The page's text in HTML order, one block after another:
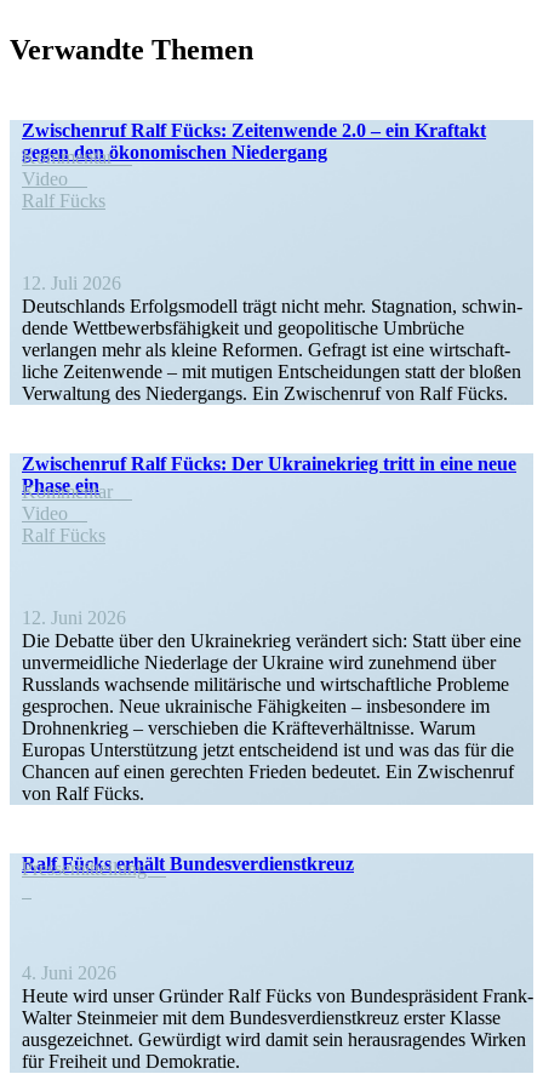
Verwandte Themen
Zwischenruf Ralf Fücks: Zeiten­wende 2.0 – ein Kraftakt
gegen den ökono­mi­schen Niedergang
Kommentar
Video
Ralf Fücks
12. Juli 2026
Deutsch­lands Erfolgs­modell trägt nicht mehr. Stagnation, schwin­
dende Wettbe­werbs­fä­higkeit und geopo­li­tische Umbrüche
verlangen mehr als kleine Reformen. Gefragt ist eine wirtschaft­
liche Zeiten­wende – mit mutigen Entschei­dungen statt der bloßen
Verwaltung des Nieder­gangs. Ein Zwischenruf von Ralf Fücks.
Zwischenruf Ralf Fücks: Der Ukrai­ne­krieg tritt in eine neue
Phase ein
Kommentar
Video
Ralf Fücks
12. Juni 2026
Die Debatte über den Ukrai­ne­krieg verändert sich: Statt über eine
unver­meid­liche Niederlage der Ukraine wird zunehmend über
Russlands wachsende militä­rische und wirtschaft­liche Probleme
gesprochen. Neue ukrai­nische Fähig­keiten – insbe­sondere im
Drohnen­krieg – verschieben die Kräfte­ver­hält­nisse. Warum
Europas Unter­stützung jetzt entscheidend ist und was das für die
Chancen auf einen gerechten Frieden bedeutet. Ein Zwischenruf
von Ralf Fücks.
Ralf Fücks erhält Bundesverdienstkreuz
Presse­mit­teilung
4. Juni 2026
Heute wird unser Gründer Ralf Fücks von Bundes­prä­sident Frank-
Walter Stein­meier mit dem Bundes­ver­dienst­kreuz erster Klasse
ausge­zeichnet. Gewürdigt wird damit sein heraus­ra­gendes Wirken
für Freiheit und Demokratie.